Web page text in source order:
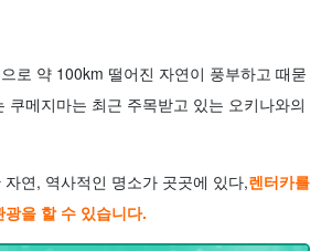
로 약 100km 떨어진 자연이 풍부하고 때묻
쿠메지마는 최근 주목받고 있는 오키나와의
연, 역사적인 명소가 곳곳에 있다,렌터카를
을 할 수 있습니다.